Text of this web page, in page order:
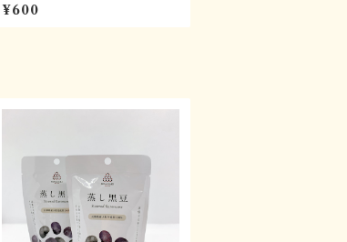
¥600